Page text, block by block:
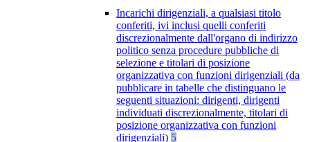
Incarichi dirigenziali, a qualsiasi titolo
conferiti, ivi inclusi quelli conferiti
discrezionalmente dall'organo di indirizzo
politico senza procedure pubbliche di
selezione e titolari di posizione
organizzativa con funzioni dirigenziali (da
pubblicare in tabelle che distinguano le
seguenti situazioni: dirigenti, dirigenti
individuati discrezionalmente, titolari di
posizione organizzativa con funzioni
dirigenziali) 5